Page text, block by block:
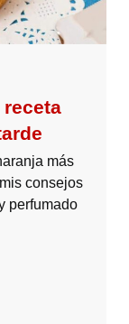
más
consejos
perfumado